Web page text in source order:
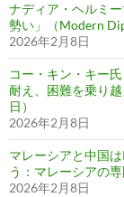
ナディア・ヘルミ
勢い」（Modern
2026年2月8日
コー・キン・キー
耐え、困難を乗り
日）
2026年2月8日
マレーシアと中国
う：マレーシアの
2026年2月8日